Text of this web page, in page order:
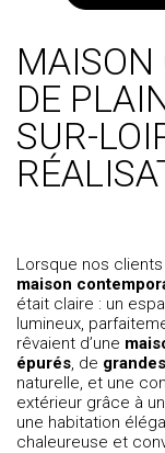
MAISON
DE
SUR-
Lorsque nos
maison
était claire : un
lumineux,
rêvaient d’une
épurés , de
naturelle, et une
extérieur grâce à
une habitation
chaleureuse et